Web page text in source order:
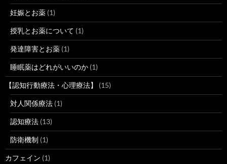
妊娠とお薬 (1)
授乳とお薬について (1)
発達障害とお薬 (1)
睡眠薬はどれがいいのか (1)
【認知行動療法・心理療法】 (15)
対人関係療法 (1)
認知療法 (13)
防衛機制 (1)
カフェイン (1)